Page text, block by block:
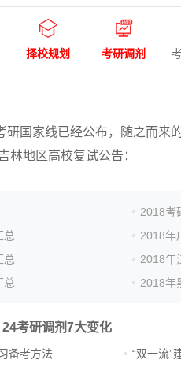
择校规划 考研调剂
研国家线已经公布，随之而来
林地区高校复试公告：
2018考
总
2018年
总
2018年
总
2018年
考研调剂7大变化
备考方法
“双一流”